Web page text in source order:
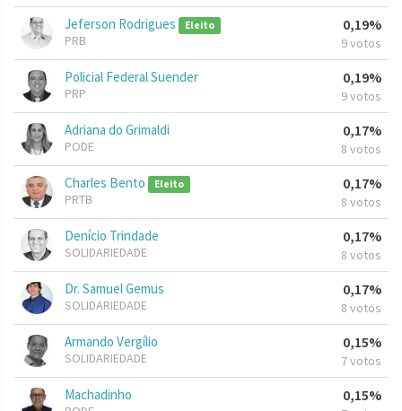
Jeferson Rodrigues Eleito
PRB
0,19%
9 votos
Policial Federal Suender
PRP
0,19%
9 votos
Adriana do Grimaldi
PODE
0,17%
8 votos
Charles Bento Eleito
PRTB
0,17%
8 votos
Denício Trindade
SOLIDARIEDADE
0,17%
8 votos
Dr. Samuel Gemus
SOLIDARIEDADE
0,17%
8 votos
Armando Vergílio
SOLIDARIEDADE
0,15%
7 votos
Machadinho 0,15%